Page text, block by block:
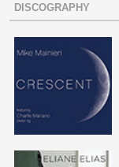
DISCOGRAPHY